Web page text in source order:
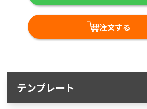
注文する
テンプレート